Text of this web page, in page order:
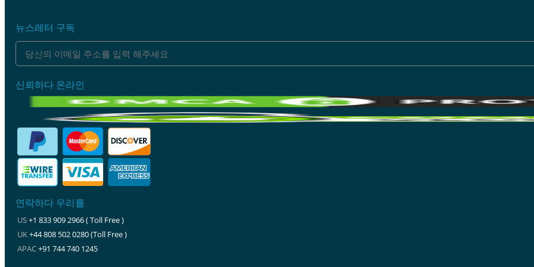
뉴스레터 구독
신뢰하다 온라인
연락하다 우리를
US+1 833 909 2966 ( Toll Free )
UK+44 808 502 0280 (Toll Free )
APAC+91 744 740 1245